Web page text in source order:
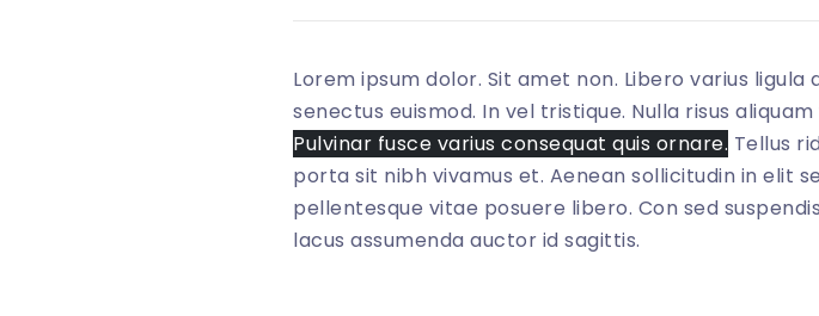
Lorem ipsum dolor. Sit amet non. Libero varius
senectus euismod. In vel tristique. Nulla risus
Pulvinar fusce varius consequat quis ornare. Tellus
porta sit nibh vivamus et. Aenean sollicitudin in elit
pellentesque vitae posuere libero. Con sed
lacus assumenda auctor id sagittis.